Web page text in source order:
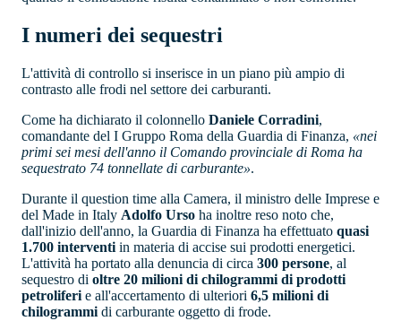
I numeri dei sequestri
L'attività di controllo si inserisce in un piano più ampio di
contrasto alle frodi nel settore dei carburanti.
Come ha dichiarato il colonnello Daniele Corradini,
comandante del I Gruppo Roma della Guardia di Finanza, «nei
primi sei mesi dell'anno il Comando provinciale di Roma ha
sequestrato 74 tonnellate di carburante».
Durante il question time alla Camera, il ministro delle Imprese e
del Made in Italy Adolfo Urso ha inoltre reso noto che,
dall'inizio dell'anno, la Guardia di Finanza ha effettuato quasi
1.700 interventi in materia di accise sui prodotti energetici.
L'attività ha portato alla denuncia di circa 300 persone, al
sequestro di oltre 20 milioni di chilogrammi di prodotti
petroliferi e all'accertamento di ulteriori 6,5 milioni di
chilogrammi di carburante oggetto di frode.